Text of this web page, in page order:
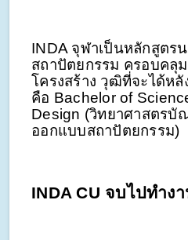
INDA จุฬาเป็นหลักสูตร
สถาปัตยกรรม ครอบคลุ
โครงสร้าง วุฒิที่จะได้หลั
คือ Bachelor of
Design (วิทยาศาสตรบั
ออกแบบสถาปัตยกรรม)
INDA CU จบไปทำง